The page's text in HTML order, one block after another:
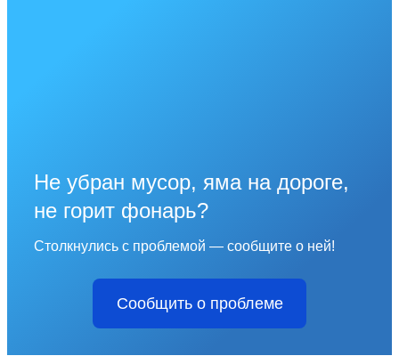
Не убран мусор, яма на дороге,
не горит фонарь?
Столкнулись с проблемой — сообщите о ней!
Сообщить о проблеме